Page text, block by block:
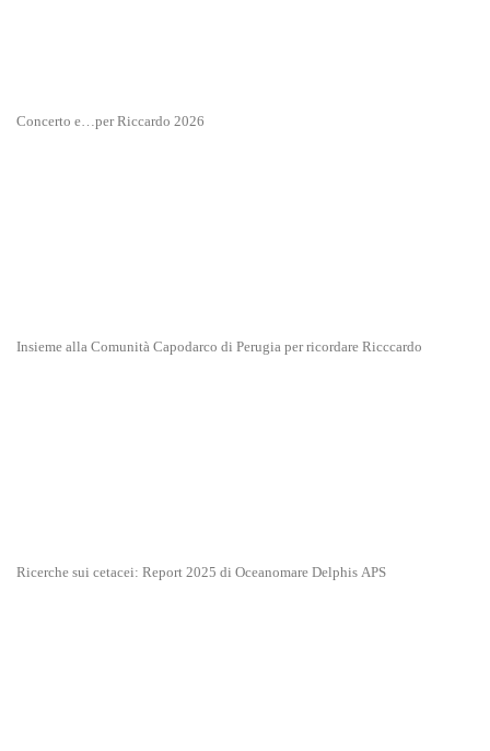
Concerto e…per Riccardo 2026
Insieme alla Comunità Capodarco di Perugia per ricordare Ricccardo
Ricerche sui cetacei: Report 2025 di Oceanomare Delphis APS